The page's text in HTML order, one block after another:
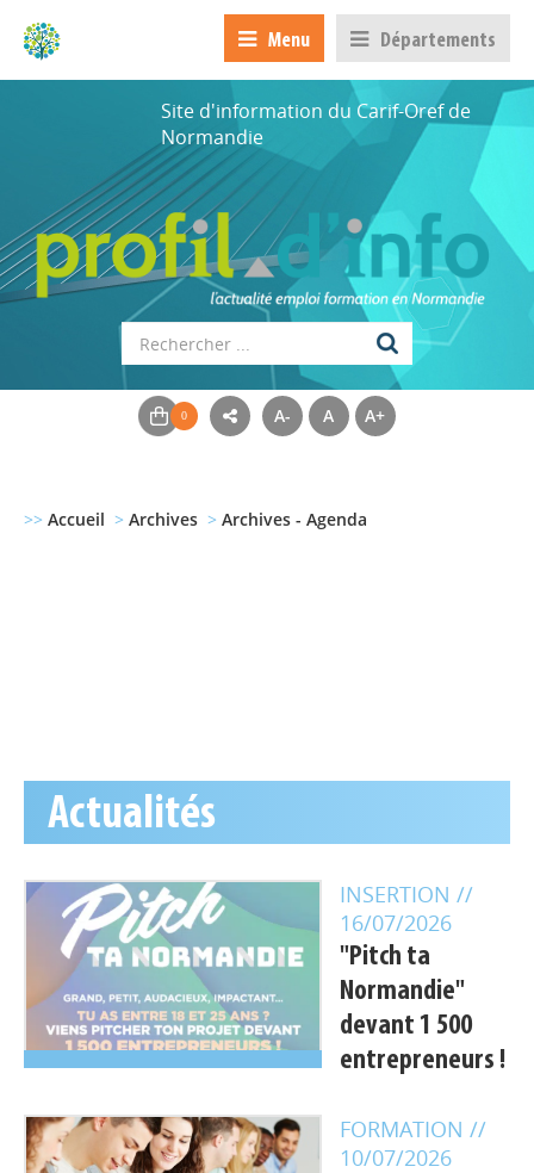
Menu Départements
Site d'information du Carif-Oref de
Normandie
A- A A+
>> Accueil > Archives > Archives - Agenda
Actualités
INSERTION //
16/07/2026
"Pitch ta
Normandie"
devant 1 500
entrepreneurs !
FORMATION //
10/07/2026